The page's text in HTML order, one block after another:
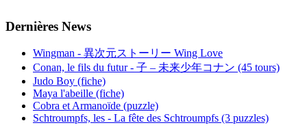
Dernières News
Wingman - 異次元ストーリー Wing Love
Conan, le fils du futur - 子 – 未来少年コナン (45 tours)
Judo Boy (fiche)
Maya l'abeille (fiche)
Cobra et Armanoïde (puzzle)
Schtroumpfs, les - La fête des Schtroumpfs (3 puzzles)